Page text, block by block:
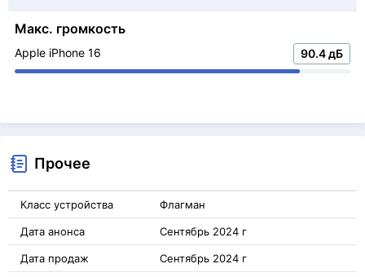
Макс. громкость
Apple iPhone 16 90.4 дБ
Прочее
Класс устройства Флагман
Дата анонса Сентябрь 2024 г
Дата продаж Сентябрь 2024 г